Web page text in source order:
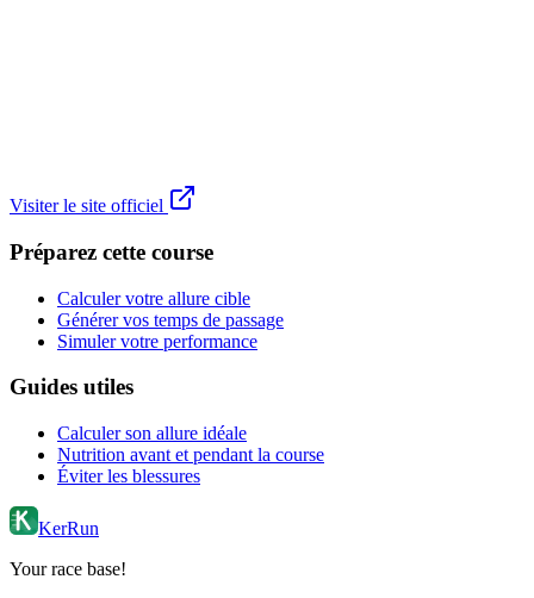
Visiter le site officiel
Préparez cette course
Calculer votre allure cible
Générer vos temps de passage
Simuler votre performance
Guides utiles
Calculer son allure idéale
Nutrition avant et pendant la course
Éviter les blessures
KerRun
Your race base!